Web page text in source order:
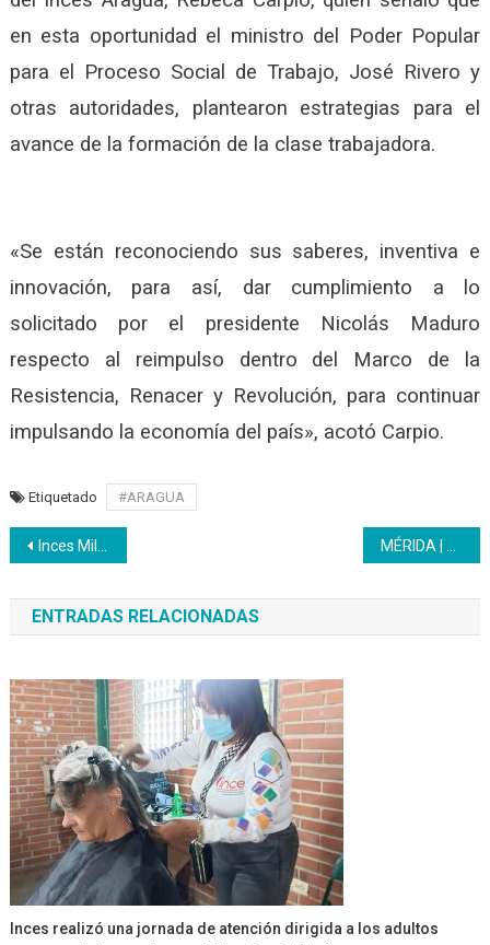
en esta oportunidad el ministro del Poder Popular
para el Proceso Social de Trabajo, José Rivero y
otras autoridades, plantearon estrategias para el
avance de la formación de la clase trabajadora.
«Se están reconociendo sus saberes, inventiva e
innovación, para así, dar cumplimiento a lo
solicitado por el presidente Nicolás Maduro
respecto al reimpulso dentro del Marco de la
Resistencia, Renacer y Revolución, para continuar
impulsando la economía del país», acotó Carpio.
Etiquetado #ARAGUA
Navegación
de
entradas
Inces Militar Aragua impulsó el inicio de la programación académica 2022
ENTRADAS RELACIONADAS
Inces realizó una jornada de atención dirigida a los adultos